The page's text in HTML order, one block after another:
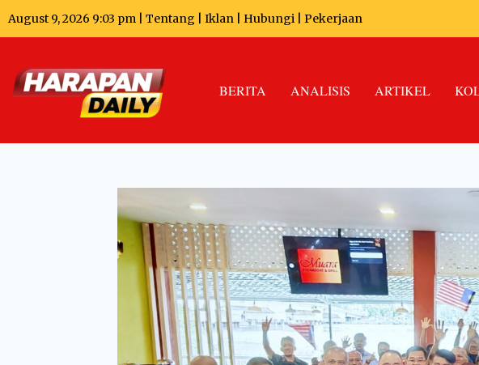
August 9, 2026 9:03 pm | Tentang Iklan Hubungi Pekerjaan
BERITA ANALISIS ARTIKEL